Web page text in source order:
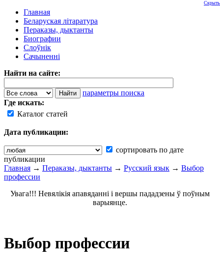
Главная
Беларуская літаратура
Пераказы, дыктанты
Биографии
Слоўнік
Сачыненні
Найти на сайте:
параметры поиска
Где искать:
Каталог статей
Дата публикации:
сортировать по дате
публикации
Скрыть
Главная → Пераказы, дыктанты → Русский язык → Выбор
профессии
Увага!!! Невялікія апавяданні і вершы пададзены ў поўным
варыянце.
Выбор профессии